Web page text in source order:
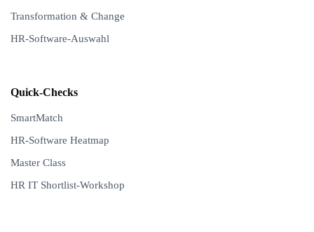
Transformation & Change
HR-Software-Auswahl
Quick-Checks
SmartMatch
HR-Software Heatmap
Master Class
HR IT Shortlist-Workshop